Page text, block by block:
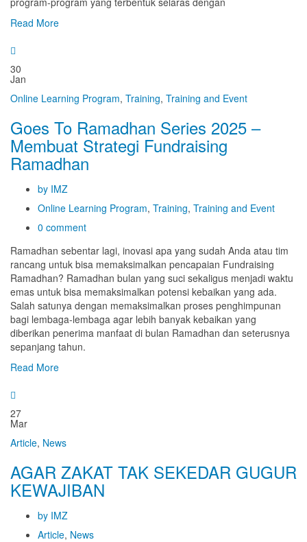
Read More
30
Jan
Online Learning Program, Training, Training and Event
Goes To Ramadhan Series 2025 –
Membuat Strategi Fundraising
Ramadhan
by IMZ
Online Learning Program, Training, Training and Event
0 comment
Ramadhan sebentar lagi, inovasi apa yang sudah Anda atau tim
rancang untuk bisa memaksimalkan pencapaian Fundraising
Ramadhan? Ramadhan bulan yang suci sekaligus menjadi waktu
emas untuk bisa memaksimalkan potensi kebaikan yang ada.
Salah satunya dengan memaksimalkan proses penghimpunan
bagi lembaga-lembaga agar lebih banyak kebaikan yang
diberikan penerima manfaat di bulan Ramadhan dan seterusnya
sepanjang tahun.
Read More
27
Mar
Article, News
AGAR ZAKAT TAK SEKEDAR GUGUR
KEWAJIBAN
by IMZ
Article, News